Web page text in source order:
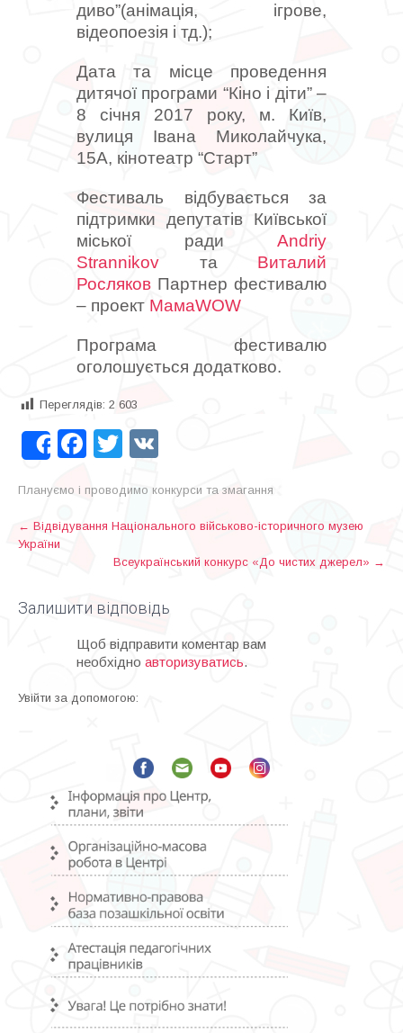
диво”(анімація, ігрове,
відеопоезія і тд.);
Дата та місце проведення
дитячої програми “Кіно і діти” –
8 січня 2017 року, м. Київ,
вулиця Івана Миколайчука,
15А, кінотеатр “Старт”
Фестиваль відбувається за
підтримки депутатів Київської
міської ради Andriy
Strannikov та Виталий
Росляков Партнер фестивалю
– проект МамаWOW
Програма фестивалю
оголошується додатково.
Переглядів: 2 603
ShareFacebook
Twitter
Плануємо і проводимо конкурси та змагання
P
o
n
g
← Відвідування Національного військово-історичного музею
України
Всеукраїнський конкурс «До чистих джерел» →
Залишити відповідь
Щоб відправити коментар вам
необхідно авторизуватись.
Увійти за допомогою: